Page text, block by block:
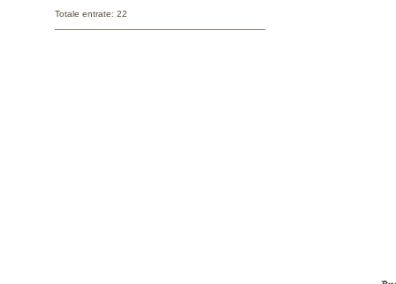
Totale entrate: 22